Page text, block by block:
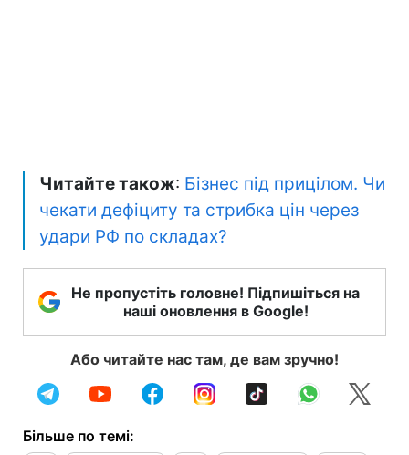
Читайте також: Бізнес під прицілом. Чи
чекати дефіциту та стрибка цін через
удари РФ по складах?
Не пропустіть головне! Підпишіться на
наші оновлення в Google!
Або читайте нас там, де вам зручно!
Більше по темі: